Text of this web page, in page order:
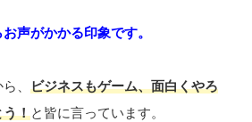
声がかかる印象です。
、 ビジネスもゲーム、面白くやろ
う！と皆に言っています。